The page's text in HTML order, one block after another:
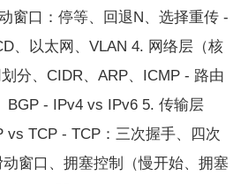
窗口：停等、回退N、选择重传 -
、以太网、VLAN 4. 网络层（核
分、CIDR、ARP、ICMP - 路由
BGP - IPv4 vs IPv6 5. 传输层
vs TCP - TCP：三次握手、四次
窗口、拥塞控制（慢开始、拥塞